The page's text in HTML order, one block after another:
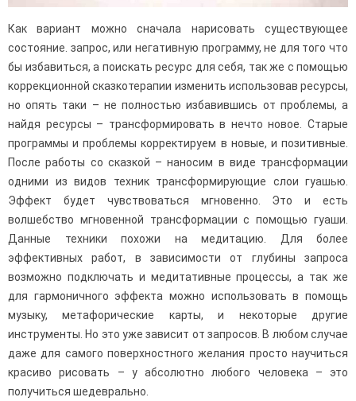
Как вариант можно сначала нарисовать существующее
состояние. запрос, или негативную программу, не для того что
бы избавиться, а поискать ресурс для себя, так же с помощью
коррекционной сказкотерапии изменить использовав ресурсы,
но опять таки – не полностью избавившись от проблемы, а
найдя ресурсы – трансформировать в нечто новое. Старые
программы и проблемы корректируем в новые, и позитивные.
После работы со сказкой – наносим в виде трансформации
одними из видов техник трансформирующие слои гуашью.
Эффект будет чувствоваться мгновенно. Это и есть
волшебство мгновенной трансформации с помощью гуаши.
Данные техники похожи на медитацию. Для более
эффективных работ, в зависимости от глубины запроса
возможно подключать и медитативные процессы, а так же
для гармоничного эффекта можно использовать в помощь
музыку, метафорические карты, и некоторые другие
инструменты. Но это уже зависит от запросов. В любом случае
даже для самого поверхностного желания просто научиться
красиво рисовать – у абсолютно любого человека – это
получиться шедеврально.